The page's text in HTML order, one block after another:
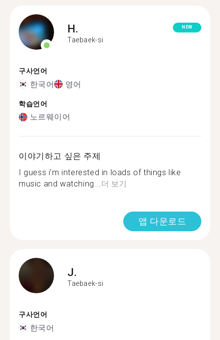
H.
Taebaek-si
NEW
구사언어
한국어 영어
학습언어
노르웨이어
이야기하고 싶은 주제
I guess i’m interested in loads of things like
music and watching...더 보기
앱 다운로드
J.
Taebaek-si
구사언어
한국어